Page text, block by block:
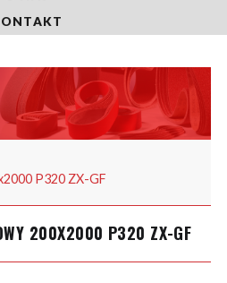
P320 ZX-GF
200X2000 P320 ZX-GF